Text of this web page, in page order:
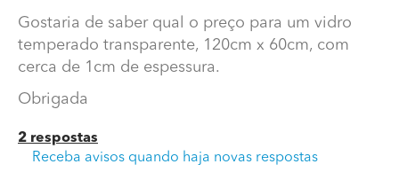
Gostaria de saber qual o preço para um vidro
temperado transparente, 120cm x 60cm, com
cerca de 1cm de espessura.
Obrigada
2 respostas
Receba avisos quando haja novas respostas